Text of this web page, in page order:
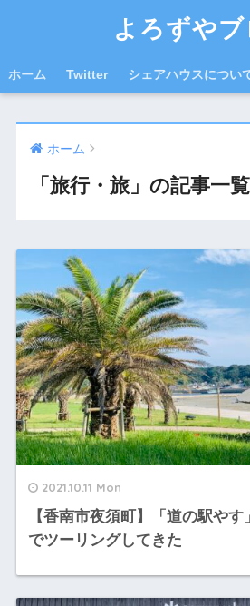
よろずや
ホーム Twitter シェアハウスについ
ホーム
「旅行・旅」の記事一覧
2021.10.11 Mon
【香南市夜須町】「道の駅や
でツーリングしてきた